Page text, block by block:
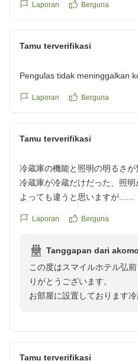
Laporan Berguna
Tamu terverifikasi
Pengulas tidak meninggalkan
Laporan Berguna
Tamu terverifikasi
冷蔵庫の機能と照明の明るさが
冷蔵庫が冷蔵だけだった、照
よっても違うと思いますが...
https://
Laporan Berguna
Tanggapan dari
この度はスマイルホテル弘
りがとうございます。
お部屋に設置しております
さいませ。
Tamu terverifikasi